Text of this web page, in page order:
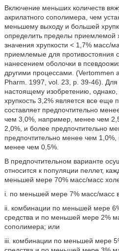
Включение меньших количеств
акрилатного сополимера, чем
меньшему выходу и большей
определить пределы приемлемой
значения хрупкости < 1,7% масс/
приемлемые для противостояния
нанесением оболочки в
другими процессами. (Vertommen
Pharm. 1997, vol. 23, p. 39-46).
настоящему изобретению,
хрупкость 3,2% является все еще
составляет предпочтительно
чем 3,0%, например, менее чем
2,0%, и более предпочтительно
предпочтительно менее чем
менее чем 0,5%.
В предпочтительном варианте
относится к популяции пеллет,
меньшей мере 70% масс/масс
i. по меньшей мере 7% масс/масс
ii. комбинации по меньшей мере
средства и по меньшей мере 2%
сополимера; или
iii. комбинации по меньшей мере